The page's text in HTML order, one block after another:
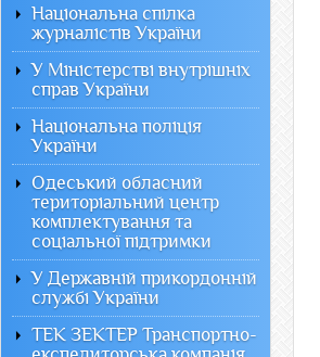
Національна спілка
журналістів України
У Міністерстві внутрішніх
справ України
Національна поліція
України
Одеський обласний
територіальний центр
комплектування та
соціальної підтримки
У Державній прикордонній
службі України
ТЕК ЗЕКТЕР Транспортно-